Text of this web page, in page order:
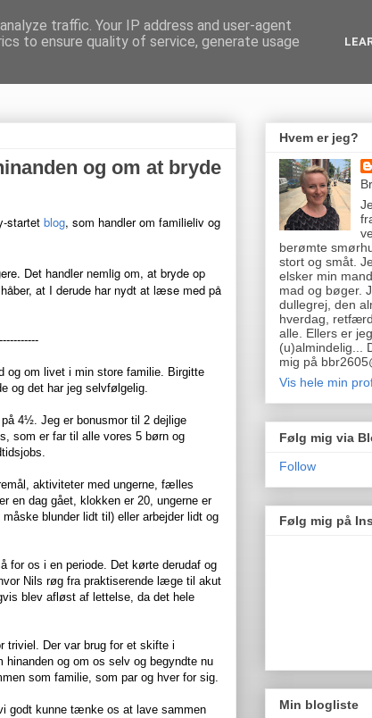
og om at bryde
startet blog, som handler om familieliv og
Det handler nemlig om, at bryde op
at I derude har nydt at læse med på
og om livet i min store familie. Birgitte
og det har jeg selvfølgelig.
4½. Jeg er bonusmor til 2 dejlige
som er far til alle vores 5 børn og
aktiviteter med ungerne, fælles
en dag gået, klokken er 20, ungerne er
blunder lidt til) eller arbejder lidt og
for os i en periode. Det kørte derudaf og
Nils røg fra praktiserende læge til akut
blev afløst af lettelse, da det hele
triviel. Der var brug for et skifte i
hinanden og om os selv og begyndte nu
som familie, som par og hver for sig.
godt kunne tænke os at lave sammen
Hvem er jeg?
berømte
stort og småt.
elsker min
mad og bøger.
dullegrej, den
hverdag,
alle. Ellers er
(u)almindelig...
mig på
Vis hele min
Følg mig via
Follow
Følg mig på
Min blogliste
traffic. Your IP address and user-agent
to ensure quality of service, generate usage